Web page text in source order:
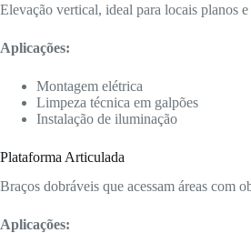
Elevação vertical, ideal para locais planos
Aplicações:
Montagem elétrica
Limpeza técnica em galpões
Instalação de iluminação
Plataforma Articulada
Braços dobráveis que acessam áreas com
Aplicações: